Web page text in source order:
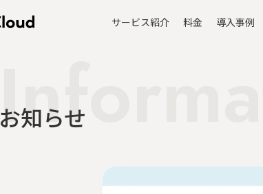
サービス紹介 料金 導入事例
お知らせ